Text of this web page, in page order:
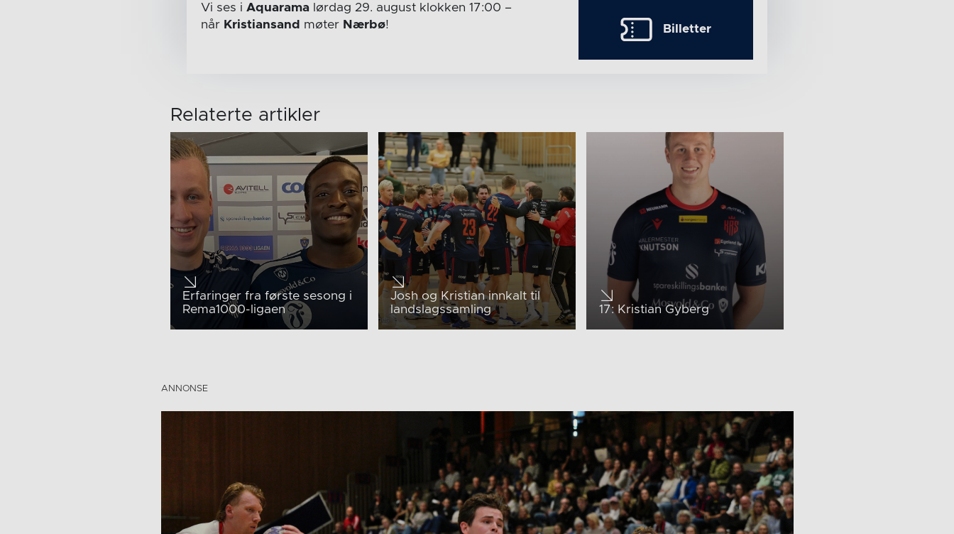
Vi ses i Aquaramalørdag 29. august klokken 17:00 –
når Kristiansand møter Nærbø! Billetter
Relaterte artikler
Erfaringer fra første sesong i
Rema1000-ligaen
Josh og Kristian innkalt til
landslagssamling
17: Kristian Gyberg